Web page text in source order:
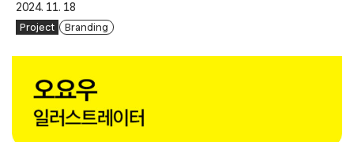
2024. 11. 18
Project Branding